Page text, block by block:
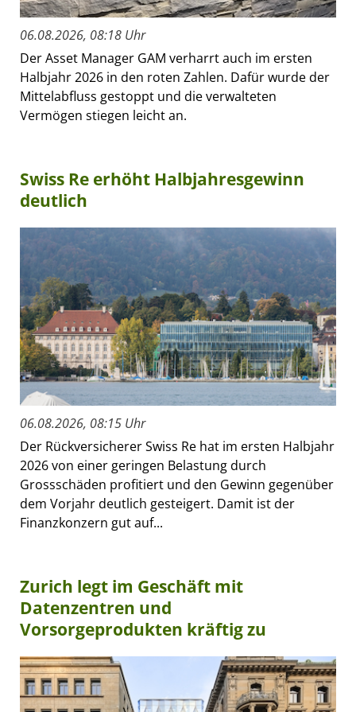
06.08.2026, 08:18 Uhr
Der Asset Manager GAM verharrt auch im ersten
Halbjahr 2026 in den roten Zahlen. Dafür wurde der
Mittelabfluss gestoppt und die verwalteten
Vermögen stiegen leicht an.
Swiss Re erhöht Halbjahresgewinn
deutlich
06.08.2026, 08:15 Uhr
Der Rückversicherer Swiss Re hat im ersten Halbjahr
2026 von einer geringen Belastung durch
Grossschäden profitiert und den Gewinn gegenüber
dem Vorjahr deutlich gesteigert. Damit ist der
Finanzkonzern gut auf...
Zurich legt im Geschäft mit
Datenzentren und
Vorsorgeprodukten kräftig zu